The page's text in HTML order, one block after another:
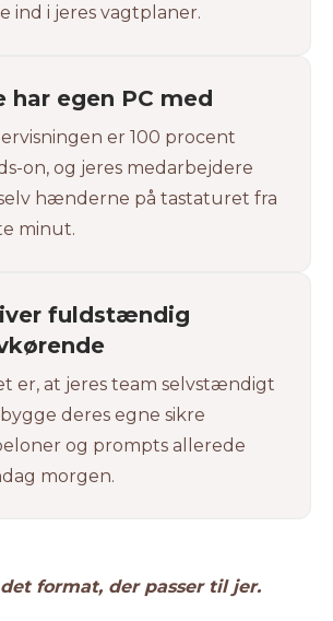
ind i jeres vagtplaner.
har egen PC med
er 100 procent
on, og jeres medarbejdere
hænderne på tastaturet fra
minut.
fuldstændig
er, at jeres team selvstændigt
deres egne sikre
og prompts allerede
morgen.
format, der passer til jer.